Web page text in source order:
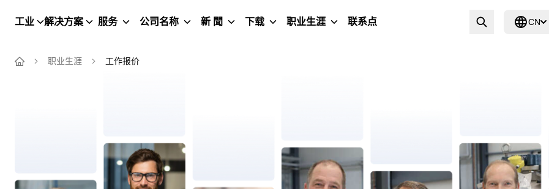
工业 解决方案 服务 公司名称 新 聞 下载 职业生涯 联系点 CN
职业生涯 工作报价